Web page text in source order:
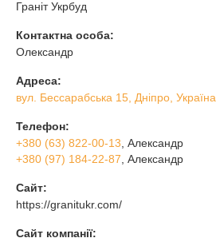
Граніт Укрбуд
Контактна особа:
Олександр
Адреса:
вул. Бессарабська 15, Дніпро, Україна
Телефон:
+380 (63) 822-00-13 , Александр
+380 (97) 184-22-87 , Александр
Сайт:
https://granitukr.com/
Сайт компанії: